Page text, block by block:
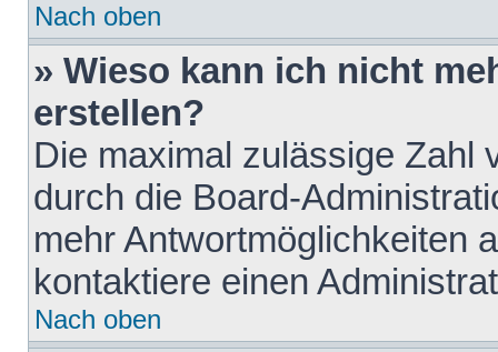
Nach oben
» Wieso kann ich nicht
erstellen?
Die maximal zulässige Zahl
durch die Board-
mehr Antwortmöglichkeiten
kontaktiere einen
Nach oben